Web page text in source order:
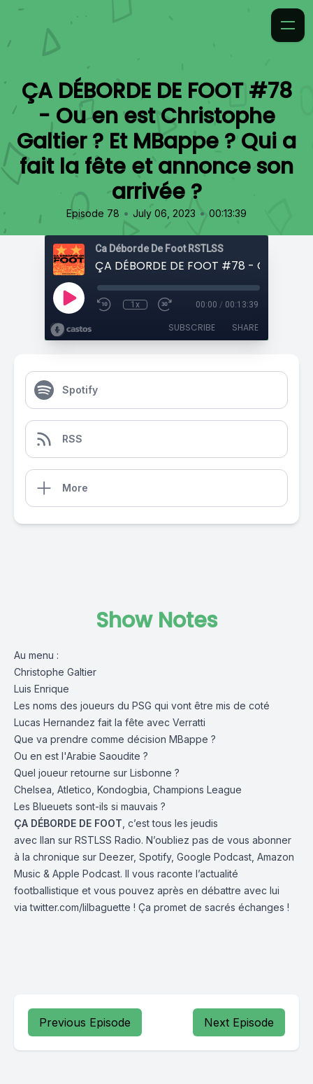
ÇA DÉBORDE DE FOOT #78
- Ou en est Christophe
Galtier ? Et MBappe ? Qui a
fait la fête et annonce son
arrivée ?
Episode 78 • July 06, 2023 • 00:13:39
Ca Déborde De Foot RSTLSS
1x 00:00 / 00:13:39
SUBSCRIBE SHARE
Spotify
RSS
More
Show Notes
Au menu :
Christophe Galtier
Luis Enrique
Les noms des joueurs du PSG qui vont être mis de coté
Lucas Hernandez fait la fête avec Verratti
Que va prendre comme décision MBappe ?
Ou en est l'Arabie Saoudite ?
Quel joueur retourne sur Lisbonne ?
Chelsea, Atletico, Kondogbia, Champions League
Les Blueuets sont-ils si mauvais ?
ÇA DÉBORDE DE FOOT , c’est tous les jeudis
avec Ilan sur RSTLSS Radio. N’oubliez pas de vous abonner
à la chronique sur Deezer, Spotify, Google Podcast Amazon
Music & Apple Podcast. Il vous raconte l’actualité
footballistique et vous pouvez après en débattre avec lui
viatwitter.com/lilbaguette ! Ça promet de sacrés échanges !
Previous Episode Next Episode